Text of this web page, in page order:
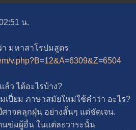
น.
หาสาโรปมสูตร
v.php?B=12&A=6309&Z=6504
ได้อะไรบ้าง?
ม ภาษาสมัยใหม่ใช้คำว่า อะไร?
คลุกฝุ่น อย่างสั้นๆ แต่ชัดเจน.
มผู้อื่น ในแต่ละวาระนั้น